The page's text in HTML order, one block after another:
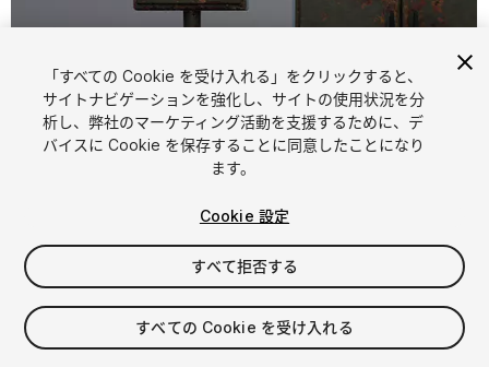
/9
$20
「すべての Cookie を受け入れる」をクリックすると、
サイトナビゲーションを強化し、サイトの使用状況を分
析し、弊社のマーケティング活動を支援するために、デ
バイスに Cookie を保存することに同意したことになり
ます。
Cookie 設定
すべて拒否する
すべての Cookie を受け入れる